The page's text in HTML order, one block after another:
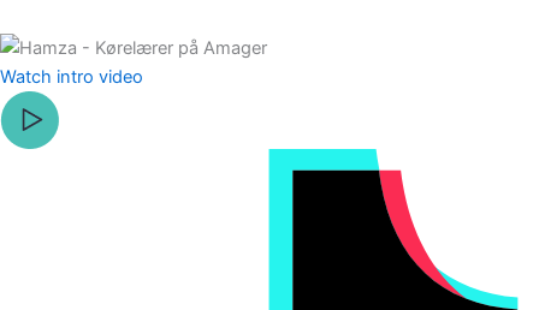
Watch intro video